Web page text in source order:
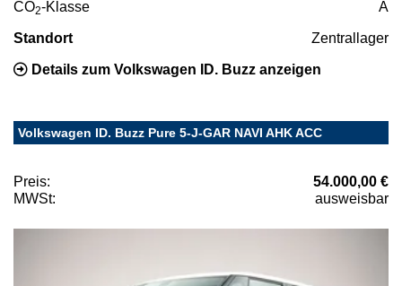
CO2-Klasse A
Standort Zentrallager
Details zum Volkswagen ID. Buzz anzeigen
Volkswagen ID. Buzz Pure 5-J-GAR NAVI AHK ACC
Preis:
54.000,00 €
MWSt:
ausweisbar